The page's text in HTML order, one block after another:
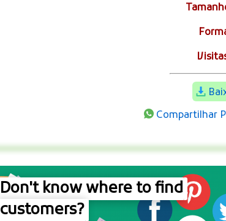
Compartilhar
Don't know where to find
customers?